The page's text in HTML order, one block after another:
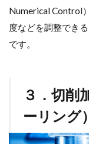
Numerical Control
度などを調整でき
です。
３．切削
ーリング）